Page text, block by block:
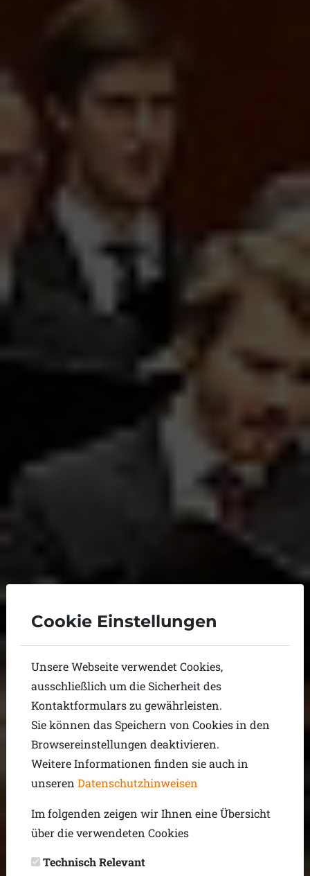
Cookie Einstellungen
Unsere Webseite verwendet Cookies,
ausschließlich um die Sicherheit des
Kontaktformulars zu gewährleisten.
Sie können das Speichern von Cookies in den
Browsereinstellungen deaktivieren.
Weitere Informationen finden sie auch in
unseren Datenschutzhinweisen
Im folgenden zeigen wir Ihnen eine Übersicht
über die verwendeten Cookies
Technisch Relevant